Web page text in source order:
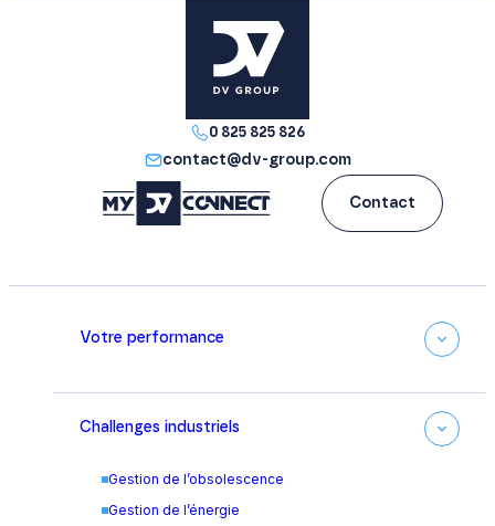
0 825 825 826
contact@dv-group.com
Contact
Votre performance
Challenges industriels
Gestion de l’obsolescence
Gestion de l’énergie